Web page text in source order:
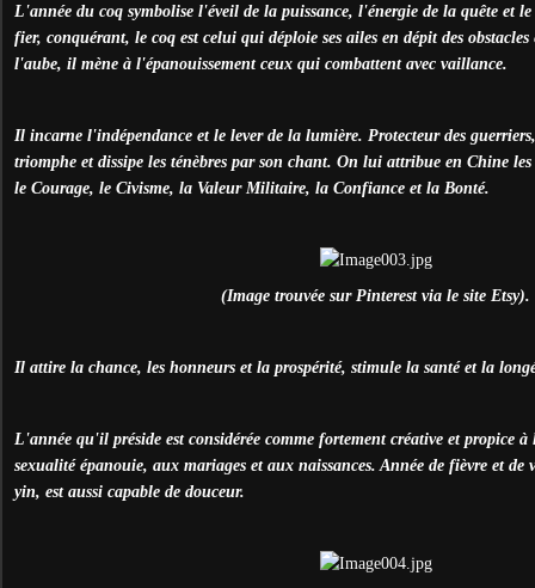
L'année du coq symbolise l'éveil de la puissance, l'énergie de la quête et
fier, conquérant, le coq est celui qui déploie ses ailes en dépit des
l'aube, il mène à l'épanouissement ceux qui combattent avec vaillance.
Il incarne l'indépendance et le lever de la lumière. Protecteur des
triomphe et dissipe les ténèbres par son chant. On lui attribue en Chine
le Courage, le Civisme, la Valeur Militaire, la Confiance et la Bonté.
(Image trouvée sur Pinterest via le site Etsy).
Il attire la chance, les honneurs et la prospérité, stimule la santé et la
L'année qu'il préside est considérée comme fortement créative et propice
sexualité épanouie, aux mariages et aux naissances. Année de fièvre et
yin, est aussi capable de douceur.